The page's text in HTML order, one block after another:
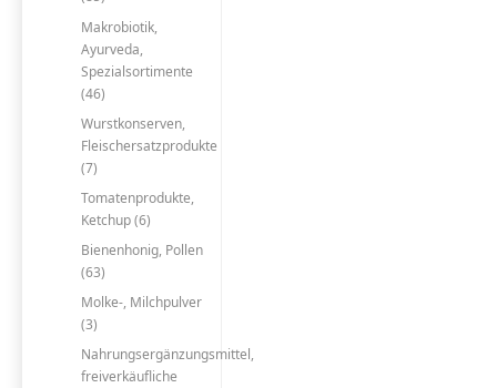
Makrobiotik,
Ayurveda,
Spezialsortimente
(46)
Wurstkonserven,
Fleischersatzprodukte
(7)
Tomatenprodukte,
Ketchup (6)
Bienenhonig, Pollen
(63)
Molke-, Milchpulver
(3)
Nahrungsergänzungsmittel,
freiverkäufliche